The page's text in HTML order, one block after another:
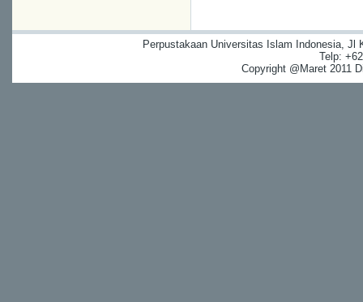
Perpustakaan Universitas Islam Indonesia, Jl
Telp:
Copyright @Maret 2011